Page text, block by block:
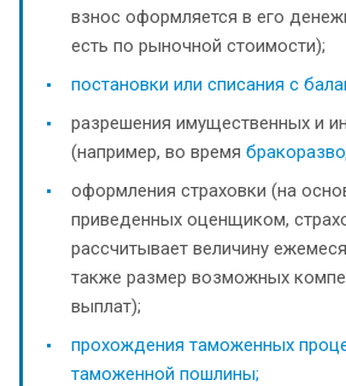
взнос оформляется в его
есть по рыночной стоимости);
постановки или списания с
разрешения имущественных и
(например, во время
оформления страховки (на
приведенных оценщиком,
рассчитывает величину
также размер возможных
выплат);
прохождения таможенных
таможенной пошлины;